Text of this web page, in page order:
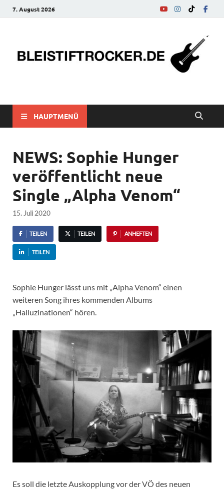
7. August 2026
bleistiftrocker.de
HAUPTMENÜ
NEWS: Sophie Hunger
veröffentlicht neue
Single „Alpha Venom“
15. Juli 2020
TEILEN TEILEN ANHEFTEN
TEILEN
Sophie Hunger lässt uns mit „Alpha Venom“ einen
weiteren Song ihres kommenden Albums
„Halluzinationen“ hören.
Es soll die letzte Auskopplung vor der VÖ des neuen